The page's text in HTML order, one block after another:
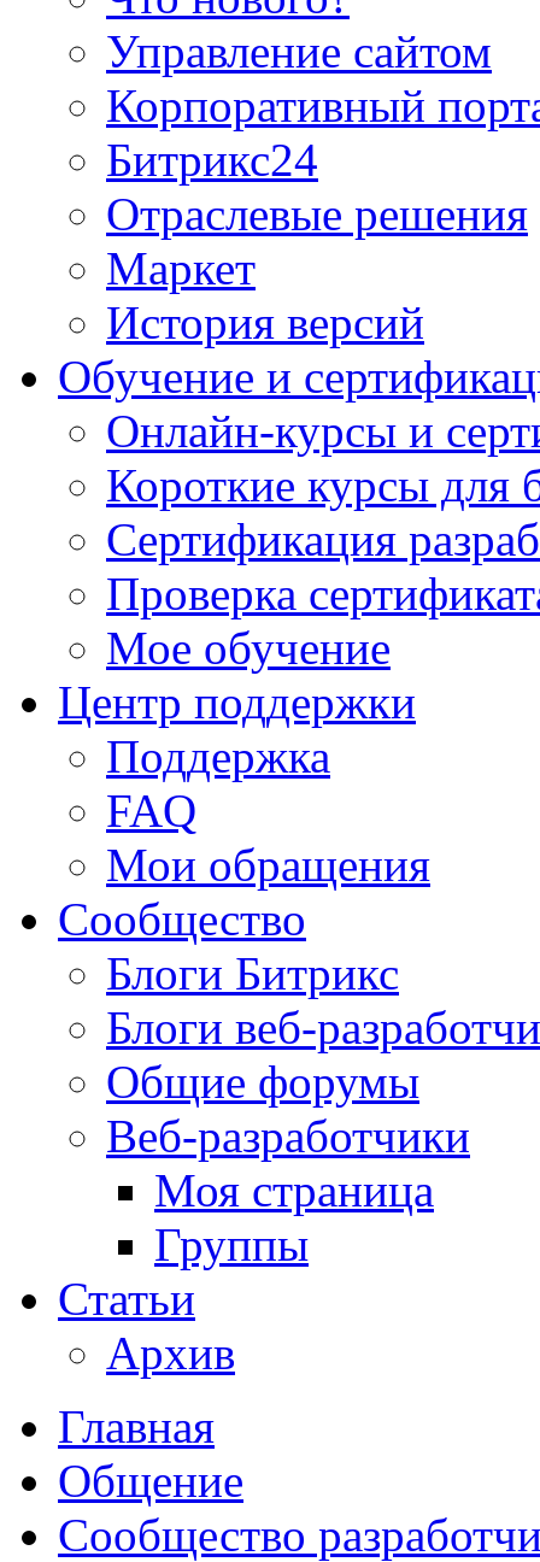
Управление сайтом
Корпоративный
Битрикс24
Отраслевые решения
Маркет
История версий
Обучение и
Онлайн-курсы и
Короткие курсы для
Сертификация
Проверка
Мое обучение
Центр поддержки
Поддержка
FAQ
Мои обращения
Сообщество
Блоги Битрикс
Блоги веб-
Общие форумы
Веб-разработчики
Моя страница
Группы
Статьи
Архив
Главная
Общение
Сообщество